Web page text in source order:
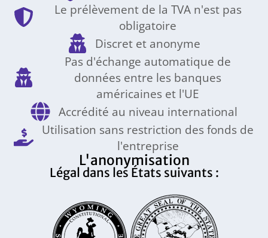
Le prélèvement de la TVA n'est pas
obligatoire
Discret et anonyme
Pas d'échange automatique de
données entre les banques
américaines et l'UE
Accrédité au niveau international
Utilisation sans restriction des fonds de
l'entreprise
L'anonymisation
Légal dans les États suivants :